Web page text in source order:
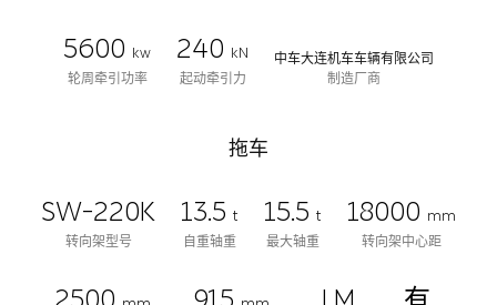
5600
kw
轮周牵引功率
240
kN
起动牵引力
中车大连机车车辆有限公司
制造厂商
拖车
SW-220K
转向架型号
13.5 t
自重轴重
15.5 t
最大轴重
18000 mm
转向架中心距